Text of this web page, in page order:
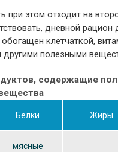
при этом отходит на
дневной
клетчаткой,
другими полезными
содержащие
Белки Жиры
мясные